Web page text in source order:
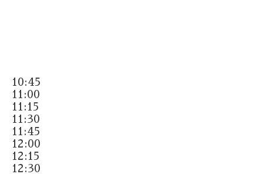
10:45
11:00
11:15
11:30
11:45
12:00
12:15
12:30